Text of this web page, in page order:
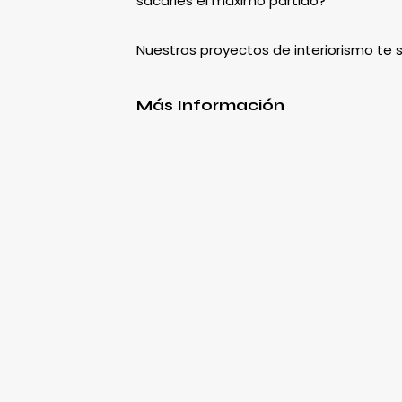
Nuestros proyectos de interiorismo te
Más Información